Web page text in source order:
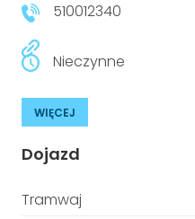
510012340
Nieczynne
WIĘCEJ
Dojazd
Tramwaj